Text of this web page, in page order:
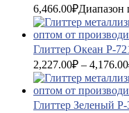
6,466.00₽Диапазон
Глиттер Океан P-
2,227.00₽ –
Глиттер Зеленый P-